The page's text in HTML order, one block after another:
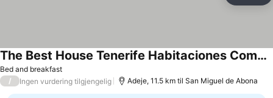
Bed and breakfast
The Best House Tenerife Habitaciones Compartidas
/ Ingen vurdering tilgjengelig Adeje, 11.5 km til San Miguel de Abona